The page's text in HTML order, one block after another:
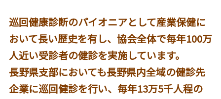
巡回健康診断のパイオニアとして産業保健に
おいて長い歴史を有し、協会全体で毎年100万
人近い受診者の健診を実施しています。
長野県支部においても長野県内全域の健診先
企業に巡回健診を行い、毎年13万5千人程の